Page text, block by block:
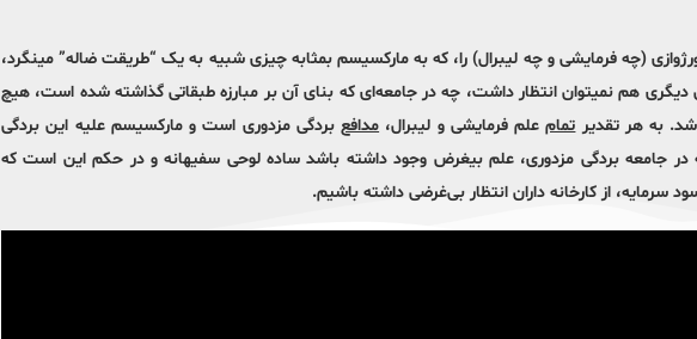
(چه فرمايشى و چه ليبرال) را، که به مارکسيسم بمثابه چيزى شبيه به يک “طريقت ضاله” مينگرد،
هم نميتوان انتظار داشت، چه در جامعه‌اى که بناى آن بر مبارزه طبقاتى گذاشته شده است، هيچ
به هر تقديرتمامعلم فرمايشى و ليبرال، مدافعبردگى مزدورى است و مارکسيسم عليه اين بردگى
در جامعه بردگى مزدورى، علم بيغرض وجود داشته باشد ساده لوحى سفيهانه و در حکم اين است که
سرمايه، از کارخانه داران انتظار بى‌غرضى داشته باشيم.